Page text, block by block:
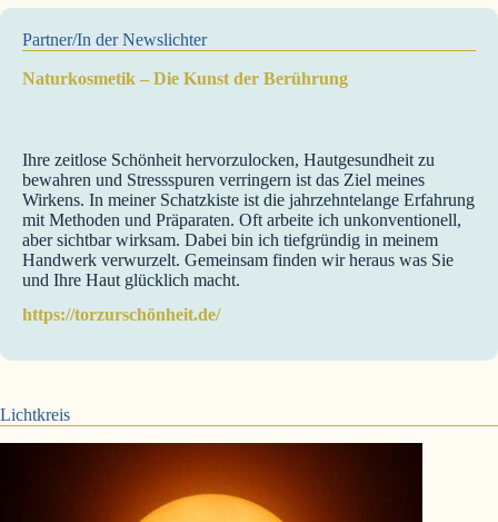
Partner/In der Newslichter
Naturkosmetik – Die Kunst der Berührung
Ihre zeitlose Schönheit hervorzulocken, Hautgesundheit zu
bewahren und Stressspuren verringern ist das Ziel meines
Wirkens. In meiner Schatzkiste ist die jahrzehntelange Erfahrung
mit Methoden und Präparaten. Oft arbeite ich unkonventionell,
aber sichtbar wirksam. Dabei bin ich tiefgründig in meinem
Handwerk verwurzelt. Gemeinsam finden wir heraus was Sie
und Ihre Haut glücklich macht.
https://torzurschönheit.de/
Lichtkreis